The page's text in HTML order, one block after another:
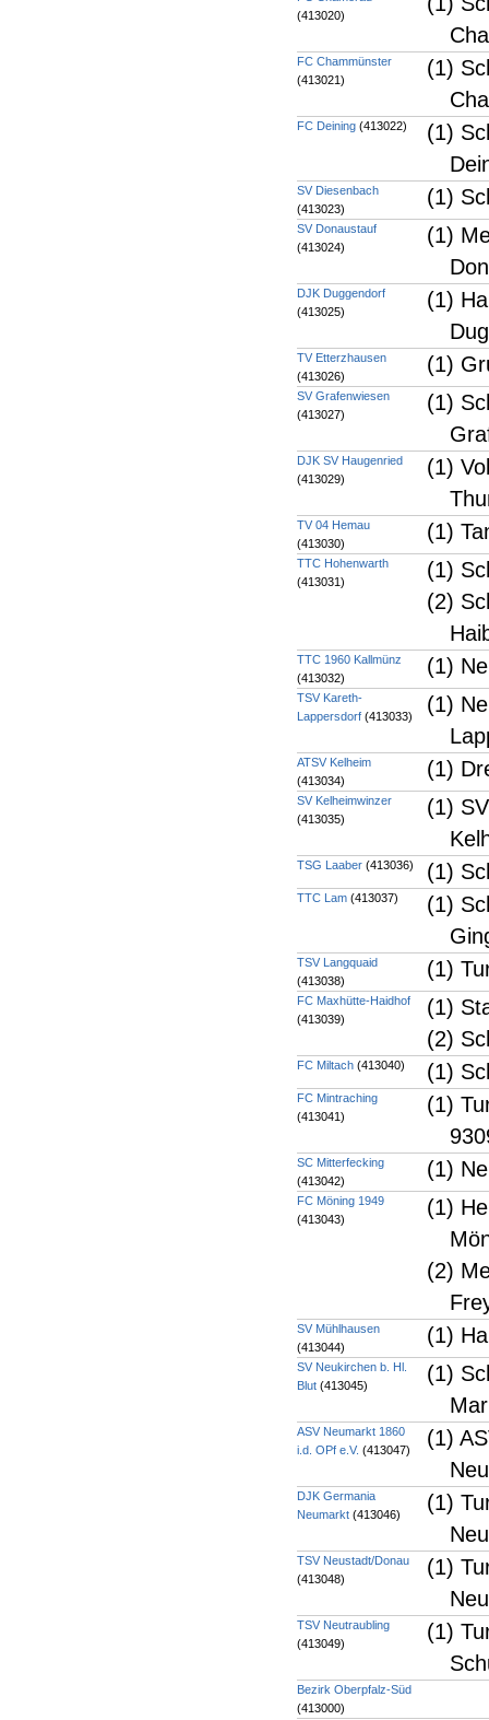
(413020)
FC Chammünster
(413021)
(1)
FC Deining (413022)
(1)
SV Diesenbach
(413023)
(1)
SV Donaustauf
(413024)
(1)
DJK Duggendorf
(413025)
(1)
TV Etterzhausen
(413026)
(1)
SV Grafenwiesen
(413027)
(1)
DJK SV Haugenried
(413029)
(1)
TV 04 Hemau
(413030)
(1)
TTC Hohenwarth
(413031)
(1)
(2)
TTC 1960 Kallmünz
(413032)
(1)
TSV Kareth-
Lappersdorf (413033)
(1)
ATSV Kelheim
(413034)
(1)
SV Kelheimwinzer
(413035)
(1)
TSG Laaber (413036) (1)
TTC Lam (413037)
(1)
TSV Langquaid
(413038)
(1)
FC Maxhütte-Haidhof
(413039)
(1)
(2)
FC Miltach (413040) (1)
FC Mintraching
(413041)
(1)
SC Mitterfecking
(413042)
(1)
FC Möning 1949
(413043)
(1)
(2)
SV Mühlhausen
(413044)
(1)
SV Neukirchen b. Hl.
Blut (413045)
(1)
ASV Neumarkt 1860
i.d. OPf e.V. (413047)
(1)
DJK Germania
Neumarkt (413046)
(1)
TSV Neustadt/Donau
(413048)
(1)
TSV Neutraubling
(413049)
(1)
Bezirk Oberpfalz-Süd
(413000)